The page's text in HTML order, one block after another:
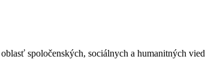
spoločenských, sociálnych a humanitných vied